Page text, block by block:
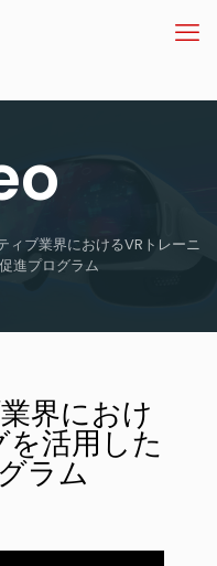
ィブ業界におけるVRトレーニ
進プログラム
界におけ
活用した
ラム